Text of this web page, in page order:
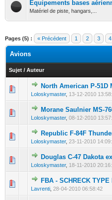
Equipements bases
Matériel de piste, hangars,...
Pages (5) : « Précédent 1 2 3 4
Avions
Sujet / Auteur
North American P-51D
Loloskymaster, 13-12-2010
0 Votes - 0 sur 5
12
Morane Saulnier MS-
Loloskymaster, 08-12-2010
0 Votes - 0 sur 5
12
Republic F-84F
Loloskymaster, 23-11-2010
0 Votes - 0 sur 5
12
Douglas C-47 Dakota
Loloskymaster, 18-11-2010
0 Votes - 0 sur 5
1 2
FBA - SCHRECK
Lavrenti 28-04-2010 06:58:42
0 Votes - 0 sur 5
1 2